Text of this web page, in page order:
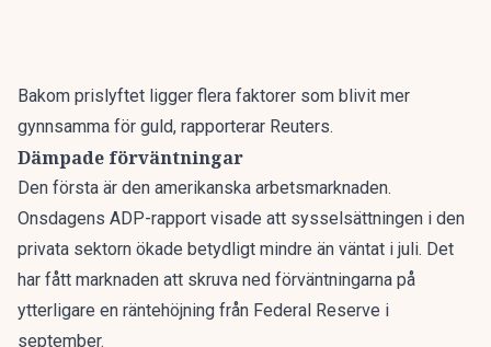
Bakom prislyftet ligger flera faktorer som blivit mer
gynnsamma för guld, rapporterar Reuters.
Dämpade förväntningar
Den första är den amerikanska arbetsmarknaden.
Onsdagens ADP-rapport visade att sysselsättningen i den
privata sektorn ökade betydligt mindre än väntat i juli. Det
har fått marknaden att skruva ned förväntningarna på
ytterligare en räntehöjning från Federal Reserve i
september.